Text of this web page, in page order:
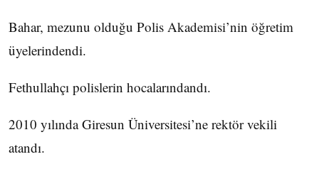
Bahar, mezunu olduğu Polis Akademisi’nin öğretim
üyelerindendi.
Fethullahçı polislerin hocalarındandı.
2010 yılında Giresun Üniversitesi’ne rektör vekili
atandı.